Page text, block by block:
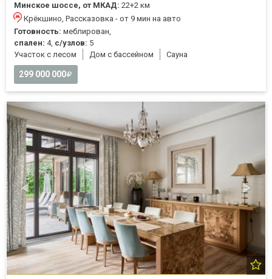
Минское шоссе, от МКАД: 22+2 км
Крёкшино, Рассказовка - от 9 мин на авто
Готовность: меблирован,
спален: 4, с/узлов: 5
Участок с лесом
Дом с бассейном Cауна
299 000 000